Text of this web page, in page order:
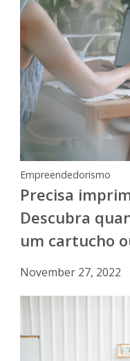
Empreendedorismo
Precisa
Descubra
um cartucho
November 27, 2022